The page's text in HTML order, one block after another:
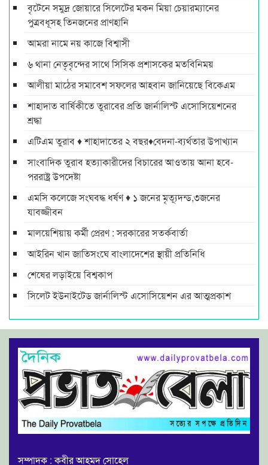
বৃটেনে সমুদ্র জোয়ারে সিলেটের মকন মিয়া চেয়ারম্যানের
পুত্রবধূসহ তিনজনের প্রাণহানি
আমরা নামে নয় কাজে বিশ্বাসী
৬ থানা নেতৃবৃন্দের সাথে সিসিক প্রশাসকের মতবিনিময়
আলীয়া মাঠের সমাবেশ সফলের আহবান জানিয়েছে বিকেএম
শাহাদাত বার্ষিকীতে তুরাবের প্রতি জার্নালিস্ট এসোসিয়েশনের
শ্রদ্ধা
এটিএম তুরাব ♦ শাহাদাতের ২ বছর♦বেদনা-ব্যর্থতার উপাখ্যান
সাংবাদিক তুরাব হত্যাকারীদের বিচারের আওতায় আনা হবে-
পররাষ্ট্র উপদেষ্টা
এমসি কলেজে সংঘবদ্ধ ধর্ষণ ♦ ১ জনের মৃত্যূদন্ড,৩জনের
যাবজ্জীবন
মালয়েশিয়ায় কর্মী প্রেরণ : সরকারের সতর্কবার্তা
আইরিন খান জাতিসংঘে বাংলাদেশের স্থায়ী প্রতিনিধি
শেষের লড়াইয়ে বিশ্বকাপ
সিলেট ইউনাইটেড জার্নালিস্ট এসোসিয়েশন এর আত্মপ্রকাশ
সম্পাদক : কবীর আহমদ সোহেল